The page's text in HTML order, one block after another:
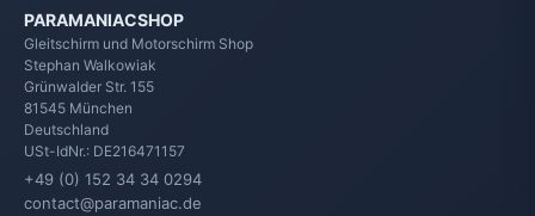
PARAMANIACSHOP
Gleitschirm und Motorschirm Shop
Stephan Walkowiak
Grünwalder Str. 155
81545 München
Deutschland
USt-IdNr.: DE216471157
+49 (0) 152 34 34 0294
contact@paramaniac.de